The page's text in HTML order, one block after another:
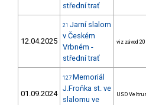
střední trať
12.04.2025
21 Jarní slalom
v Českém
Vrbném -
střední trať
viz závod 20
01.09.2024
127 Memoriál
J.Froňka st. ve
slalomu ve
USD